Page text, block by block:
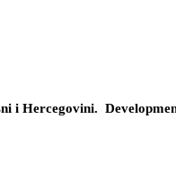
i Hercegovini.